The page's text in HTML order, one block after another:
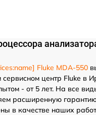
Fluke MDA-550
центр Fluke в
- от 5 лет. На все
расширенную
в качестве наших